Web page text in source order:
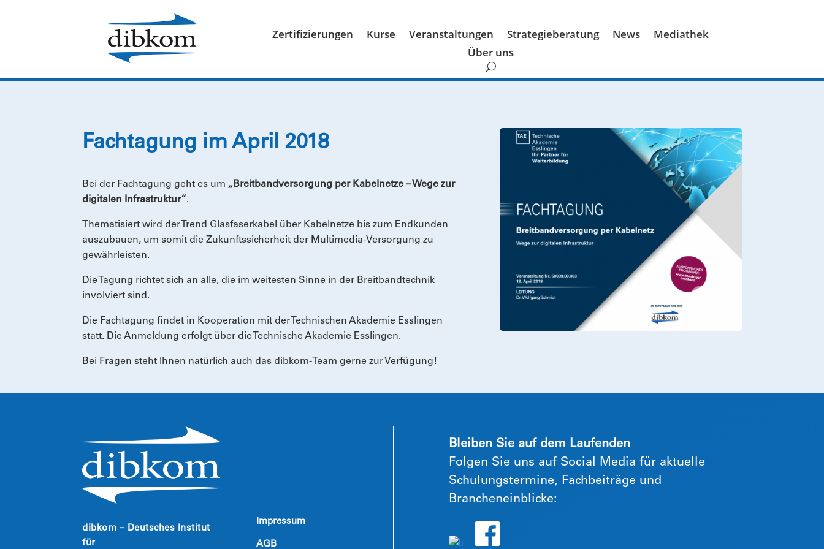
Zertifizierungen Kurse Veranstaltungen Strategieberatung News
Mediathek
Über uns
Fachtagung im April 2018
Bei der Fachtagung geht es um „Breitbandversorgung per Kabelnetze – Wege zur
digitalen Infrastruktur“.
Thematisiert wird der Trend Glasfaserkabel über Kabelnetze bis zum Endkunden
auszubauen, um somit die Zukunftssicherheit der Multimedia-Versorgung zu
gewährleisten.
Die Tagung richtet sich an alle, die im weitesten Sinne in der Breitbandtechnik
involviert sind.
Die Fachtagung findet in Kooperation mit der Technischen Akademie Esslingen
statt. Die Anmeldung erfolgt über die Technische Akademie Esslingen.
Bei Fragen steht Ihnen natürlich auch das dibkom-Team gerne zur Verfügung!
Bleiben Sie auf dem Laufenden
Folgen Sie uns auf Social Media für aktuelle
Schulungstermine, Fachbeiträge und
Brancheneinblicke:
dibkom – Deutsches Institut
für
Impressum
AGB